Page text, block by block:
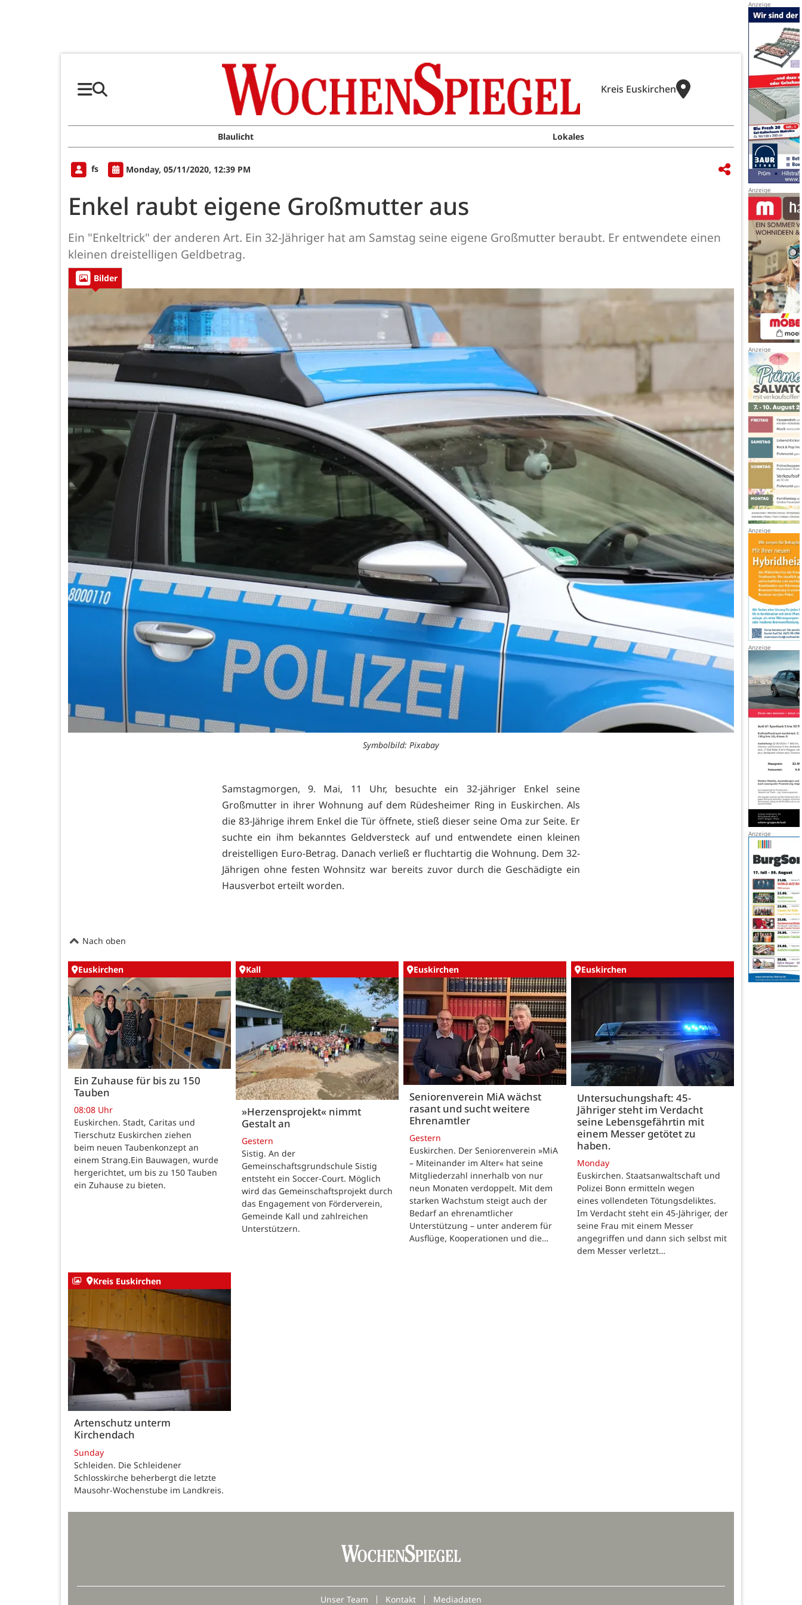
Kreis Euskirchen
Blaulicht Lokales
fs Monday, 05/11/2020, 12:39 PM
Enkel raubt eigene Großmutter aus
Ein "Enkeltrick" der anderen Art. Ein 32-Jähriger hat am Samstag seine eigene Großmutter beraubt. Er entwendete einen
kleinen dreistelligen Geldbetrag.
Bilder
Symbolbild: Pixabay
Samstagmorgen, 9. Mai, 11 Uhr, besuchte ein 32-jähriger Enkel seine
Großmutter in ihrer Wohnung auf dem Rüdesheimer Ring in Euskirchen. Als
die 83-Jährige ihrem Enkel die Tür öffnete, stieß dieser seine Oma zur Seite. Er
suchte ein ihm bekanntes Geldversteck auf und entwendete einen kleinen
dreistelligen Euro-Betrag. Danach verließ er fluchtartig die Wohnung. Dem 32-
Jährigen ohne festen Wohnsitz war bereits zuvor durch die Geschädigte ein
Hausverbot erteilt worden.
Nach oben
Euskirchen
Ein Zuhause für bis zu 150
Tauben
08:08 Uhr
Euskirchen. Stadt, Caritas und
Tierschutz Euskirchen ziehen
beim neuen Taubenkonzept an
einem Strang.Ein Bauwagen, wurde
hergerichtet, um bis zu 150 Tauben
ein Zuhause zu bieten.
Kall
»Herzensprojekt« nimmt
Gestalt an
Gestern
Sistig. An der
Gemeinschaftsgrundschule Sistig
entsteht ein Soccer-Court. Möglich
wird das Gemeinschaftsprojekt durch
das Engagement von Förderverein,
Gemeinde Kall und zahlreichen
Unterstützern.
Euskirchen
Seniorenverein MiA wächst
rasant und sucht weitere
Ehrenamtler
Gestern
Euskirchen. Der Seniorenverein »MiA
– Miteinander im Alter« hat seine
Mitgliederzahl innerhalb von nur
neun Monaten verdoppelt. Mit dem
starken Wachstum steigt auch der
Bedarf an ehrenamtlicher
Unterstützung – unter anderem für
Ausflüge, Kooperationen und die…
Euskirchen
Untersuchungshaft: 45-
Jähriger steht im Verdacht
seine Lebensgefährtin mit
einem Messer getötet zu
haben.
Monday
Euskirchen. Staatsanwaltschaft und
Polizei Bonn ermitteln wegen
eines vollendeten Tötungsdeliktes.
Im Verdacht steht ein 45-Jähriger, der
seine Frau mit einem Messer
angegriffen und dann sich selbst mit
dem Messer verletzt…
Kreis Euskirchen
Artenschutz unterm
Kirchendach
Sunday
Schleiden. Die Schleidener
Schlosskirche beherbergt die letzte
Mausohr-Wochenstube im Landkreis.
Unser Team Kontakt Mediadaten